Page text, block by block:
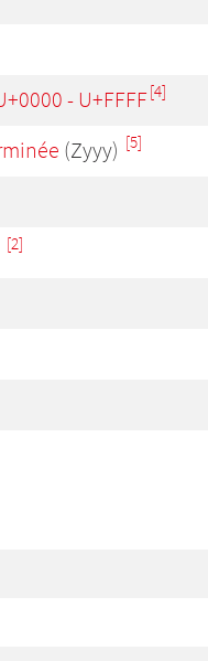
- U+FFFF[4]
(Zyyy) [5]
[2]